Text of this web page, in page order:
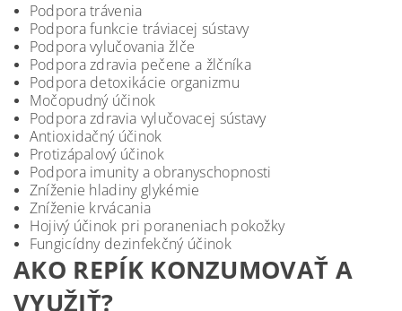
Podpora trávenia
Podpora funkcie tráviacej sústavy
Podpora vylučovania žlče
Podpora zdravia pečene a žlčníka
Podpora detoxikácie organizmu
Močopudný účinok
Podpora zdravia vylučovacej sústavy
Antioxidačný účinok
Protizápalový účinok
Podpora imunity a obranyschopnosti
Zníženie hladiny glykémie
Zníženie krvácania
Hojivý účinok pri poraneniach pokožky
Fungicídny dezinfekčný účinok
AKO REPÍK KONZUMOVAŤ A
VYUŽIŤ?